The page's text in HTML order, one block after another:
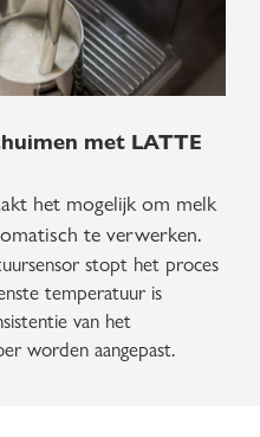
met LATTE
het mogelijk om melk
te verwerken.
stopt het proces
temperatuur is
van het
worden aangepast.